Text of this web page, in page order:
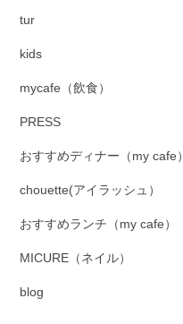
tur
kids
mycafe（飲食）
PRESS
おすすめディナー（my cafe）
chouette(アイラッシュ）
おすすめランチ（my cafe）
MICURE（ネイル）
blog